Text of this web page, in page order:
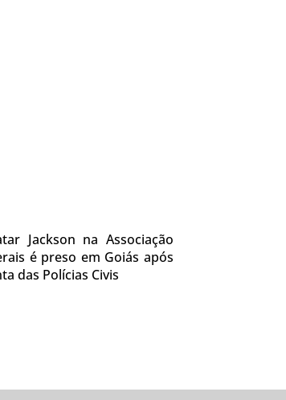
Jackson na Associação
é preso em Goiás após
das Polícias Civis